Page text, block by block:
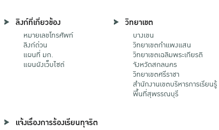
ลิงก์ที่เกี่ยวข้อง
หมายเลขโทรศัพท์
ลิงก์ด่วน
แผนที่ มก.
แผนผังเว็บไซต์
วิทยาเขต
บางเขน
วิทยาเขตกําแพงแสน
วิทยาเขตเฉลิมพระเกียรติ
จังหวัดสกลนคร
วิทยาเขตศรีราชา
สำนักงานเขตบริหารการเรียนรู้
พื้นที่สุพรรณบุรี
แจ้งเรื่องการร้องเรียนทุจริต